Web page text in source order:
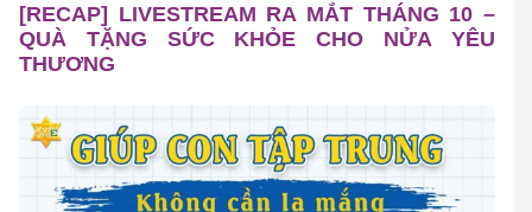
[RECAP] LIVESTREAM RA MẮT THÁNG 10 –
QUÀ TẶNG SỨC KHỎE CHO NỬA YÊU
THƯƠNG